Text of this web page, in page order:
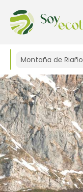
Montaña de Riaño